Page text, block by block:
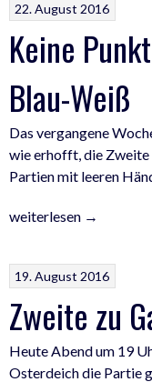
in
Wellenkamp
–
am
22. August 2016
Keine
Blau-Weiß
Das vergangene
wie erhofft, die Zweite
Partien mit leeren
„Keine
keine
Tore
für
Blau-
Weiß“
weiterlesen →
19. August 2016
Zweite zu
Heute Abend um 19
Osterdeich die Partie